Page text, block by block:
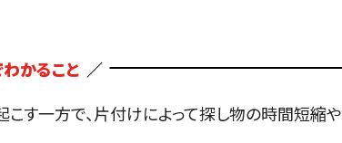
かること
す一方で、片付けによって探し物の時間短縮や